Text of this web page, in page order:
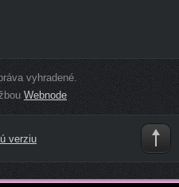
vyhradené.
Webnode
verziu